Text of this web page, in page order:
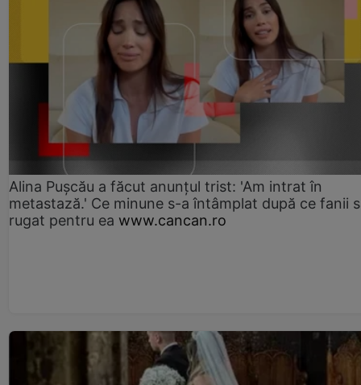
Alina Pușcău a făcut anunțul trist: 'Am intrat în
metastază.' Ce minune s-a întâmplat după ce fanii
rugat pentru ea www.cancan.ro